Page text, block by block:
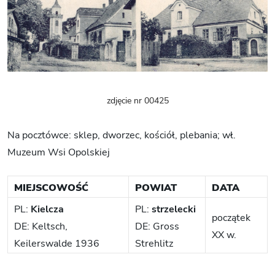
zdjęcie nr 00425
Na pocztówce: sklep, dworzec, kościół, plebania; wł.
Muzeum Wsi Opolskiej
MIEJSCOWOŚĆ POWIAT
DATA
PL: Kielcza
DE: Keltsch,
Keilerswalde 1936
PL: strzelecki
DE: Gross
Strehlitz
początek
XX w.